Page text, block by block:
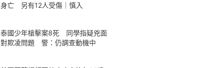
身亡 另有12人受傷｜慎入
泰國少年槍擊案8死 同學指疑兇面
對欺凌問題 警：仍調查動機中